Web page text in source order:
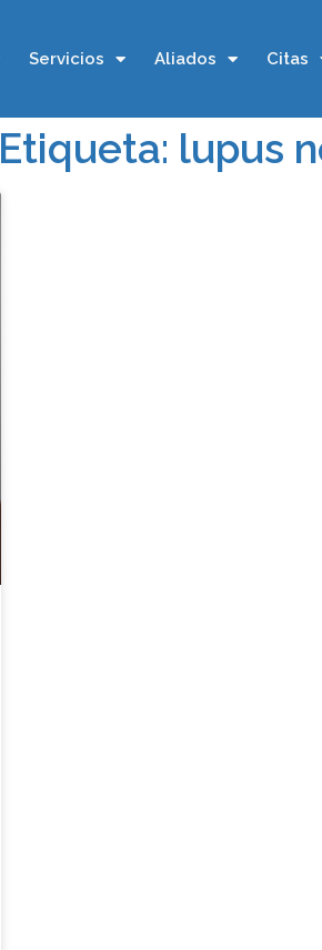
Servicios Aliados Citas
Etiqueta: lupus